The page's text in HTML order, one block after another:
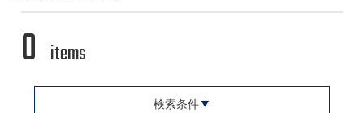
0 items
検索条件